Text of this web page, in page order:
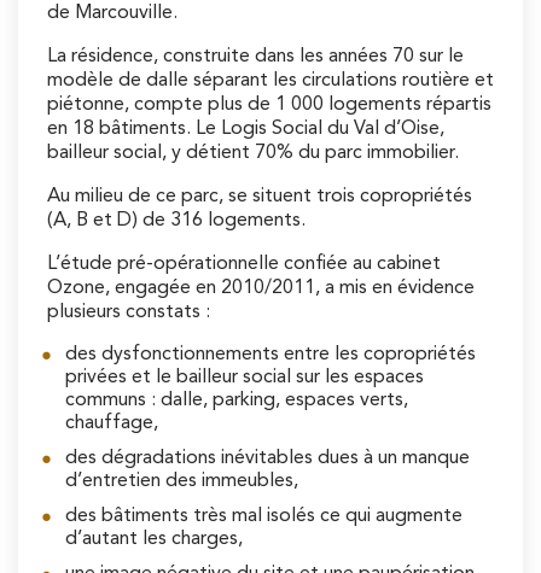
de Marcouville.
La résidence, construite dans les années 70 sur le
modèle de dalle séparant les circulations routière et
piétonne, compte plus de 1 000 logements répartis
en 18 bâtiments. Le Logis Social du Val d’Oise,
bailleur social, y détient 70% du parc immobilier.
Au milieu de ce parc, se situent trois copropriétés
(A, B et D) de 316 logements.
L’étude pré-opérationnelle confiée au cabinet
Ozone, engagée en 2010/2011, a mis en évidence
plusieurs constats :
des dysfonctionnements entre les copropriétés
privées et le bailleur social sur les espaces
communs : dalle, parking, espaces verts,
chauffage,
des dégradations inévitables dues à un manque
d’entretien des immeubles,
des bâtiments très mal isolés ce qui augmente
d’autant les charges,